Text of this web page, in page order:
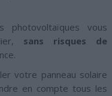
photovoltaïques vous
sans risques de
votre panneau solaire
en compte tous les